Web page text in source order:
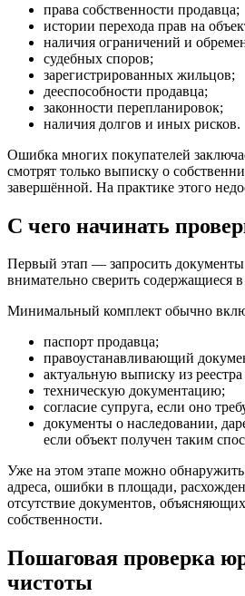
права собственности продавца;
истории перехода прав на
наличия ограничений и
судебных споров;
зарегистрированных жильцов;
дееспособности продавца;
законности перепланировок;
наличия долгов и иных рисков.
Ошибка многих покупателей
смотрят только выписку о
завершённой. На практике этого
С чего начинать
Первый этап — запросить
внимательно сверить содержащиеся
Минимальный комплект обычно
паспорт продавца;
правоустанавливающий
актуальную выписку из
техническую документацию;
согласие супруга, если оно
документы о наследовании,
если объект получен таким
Уже на этом этапе можно обнаружить
адреса, ошибки в площади,
отсутствие документов,
собственности.
Пошаговая проверка
чистоты